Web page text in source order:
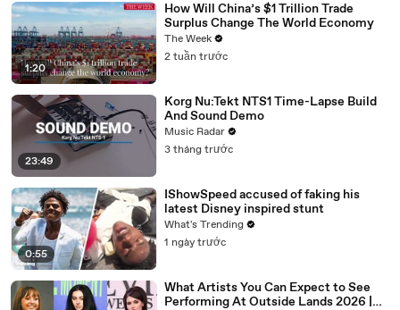
1:20
How Will China’s $1 Trillion Trade
Surplus Change The World Economy
The Week
2 tuần trước
23:49
Korg Nu:Tekt NTS1 Time-Lapse Build
And Sound Demo
Music Radar
3 tháng trước
0:55
IShowSpeed accused of faking his
latest Disney inspired stunt
What's Trending
1 ngày trước
What Artists You Can Expect to See
Performing At Outside Lands 2026 |